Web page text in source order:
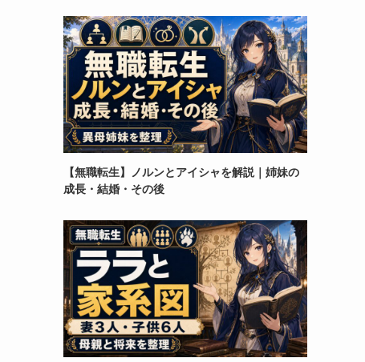
【無職転生】ノルンとアイシャを解説｜姉妹の
成長・結婚・その後